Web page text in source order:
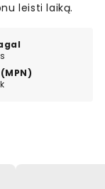
leisti laiką.